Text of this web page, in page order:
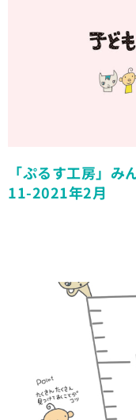
「ぷるす工房」
11-2021年2月